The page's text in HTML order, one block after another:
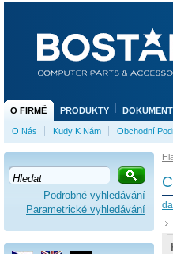
Podrobné vyhledávání
Parametrické vyhledávání
O FIRMĚ PRODUKTY
O Nás Kudy K Nám Obchodní